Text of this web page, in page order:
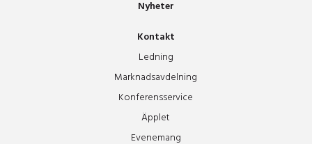
Nyheter
Kontakt
Ledning
Marknadsavdelning
Konferensservice
Äpplet
Evenemang